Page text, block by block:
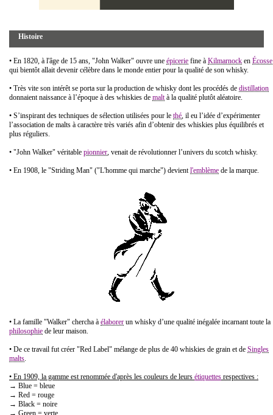
Histoire
• En 1820, à l'âge de 15 ans, "John Walker" ouvre une épicerie fine à Kilmarnock en Écosse
qui bientôt allait devenir célèbre dans le monde entier pour la qualité de son whisky.
• Très vite son intérêt se porta sur la production de whisky dont les procédés de distillation
donnaient naissance à l’époque à des whiskies de maltà la qualité plutôt aléatoire.
• S’inspirant des techniques de sélection utilisées pour le thé, il eu l’idée d’expérimenter
l’association de malts à caractère très variés afin d’obtenir des whiskies plus équilibrés et
plus réguliers.
• "John Walker" véritable pionnier, venait de révolutionner l’univers du scotch whisky.
• En 1908, le "Striding Man" ("L'homme qui marche") devientl'emblème de la marque.
• La famille "Walker" chercha à élaborer un whisky d’une qualité inégalée incarnant toute la
philosophie de leur maison.
• De ce travail fut créer "Red Label" mélange de plus de 40 whiskies de grain et de Singles
malts.
• En 1909, la gamme est renommée d'après les couleurs de leurs étiquettes respectives :
→ Blue = bleue
→ Red = rouge
→ Black = noire
→ Green = verte